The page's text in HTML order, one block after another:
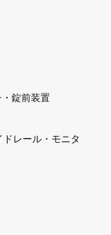
錠前装置
レール・モニタ